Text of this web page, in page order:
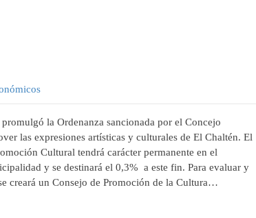
la Ordenanza sancionada por el Concejo
las expresiones artísticas y culturales de El Chaltén. El
Cultural tendrá carácter permanente en el
y se destinará el 0,3% a este fin. Para evaluar y
creará un Consejo de Promoción de la Cultura…